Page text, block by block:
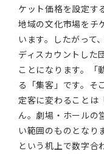
ケット価格を設定す
地域の文化市場をチ
います。したがって
ディスカウントした
ことになります。「
る「集客」です。そ
定客に変わることは
ん。劇場・ホールの
い範囲のものとなり
という机上で数字合